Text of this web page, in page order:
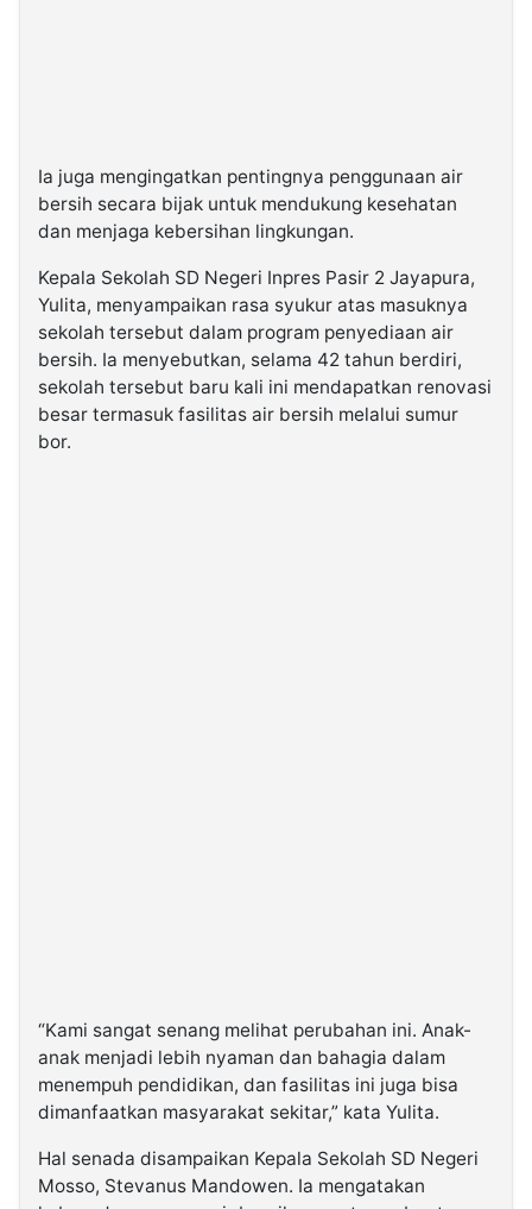
Ia juga mengingatkan pentingnya penggunaan air
bersih secara bijak untuk mendukung kesehatan
dan menjaga kebersihan lingkungan.
Kepala Sekolah SD Negeri Inpres Pasir 2 Jayapura,
Yulita, menyampaikan rasa syukur atas masuknya
sekolah tersebut dalam program penyediaan air
bersih. Ia menyebutkan, selama 42 tahun berdiri,
sekolah tersebut baru kali ini mendapatkan renovasi
besar termasuk fasilitas air bersih melalui sumur
bor.
“Kami sangat senang melihat perubahan ini. Anak-
anak menjadi lebih nyaman dan bahagia dalam
menempuh pendidikan, dan fasilitas ini juga bisa
dimanfaatkan masyarakat sekitar,” kata Yulita.
Hal senada disampaikan Kepala Sekolah SD Negeri
Mosso, Stevanus Mandowen. Ia mengatakan